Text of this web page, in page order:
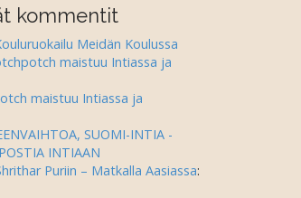
kommentit
Meidän Koulussa
maistuu Intiassa ja
maistuu Intiassa ja
SUOMI-INTIA -
POSTIA INTIAAN
Puriin – Matkalla Aasiassa: